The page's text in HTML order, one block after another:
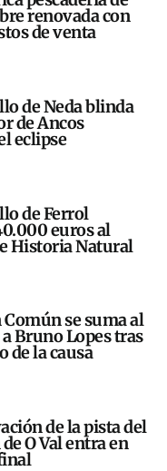
renovada con
de venta
de Neda blinda
de Ancos
eclipse
de Ferrol
euros al
Historia Natural
se suma al
Bruno Lopes tras
de la causa
de la pista del
O Val entra en